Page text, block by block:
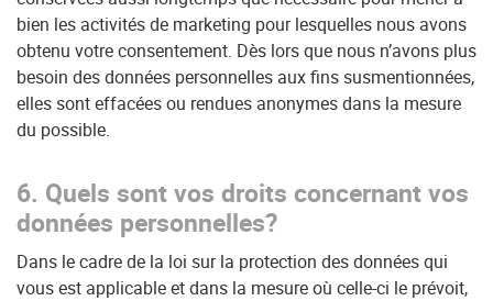
bien les activités de marketing pour lesquelles nous avons
obtenu votre consentement. Dès lors que nous n’avons plus
besoin des données personnelles aux fins susmentionnées,
elles sont effacées ou rendues anonymes dans la mesure
du possible.
6. Quels sont vos droits concernant vos
données personnelles?
Dans le cadre de la loi sur la protection des données qui
vous est applicable et dans la mesure où celle-ci le prévoit,